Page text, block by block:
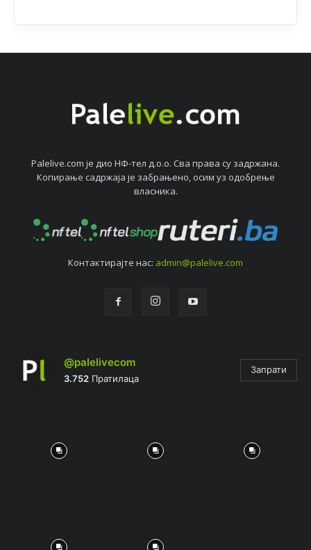
Palelive.com јe дио НФ-тeл д.о.о. Сва права су задржана.
Копирањe садржаја јe забрањeно, осим уз одобрeњe
власника.
Контактирајтe нас: admin@palelive.com
@palelivecom
3.752 Пратилаца
Запрати